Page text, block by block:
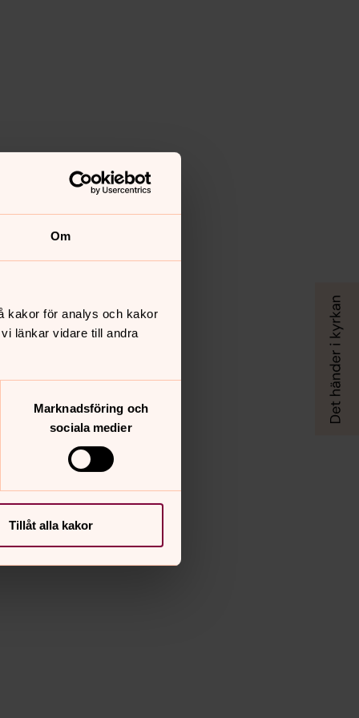
Om
kakor för analys och kakor
länkar vidare till andra
Marknadsföring och
sociala medier
Tillåt alla kakor